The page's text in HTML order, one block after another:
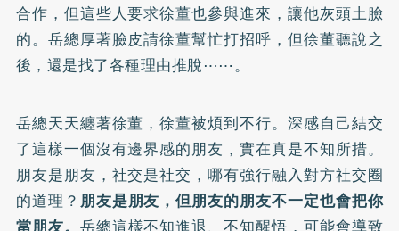
合作，但這些人要求徐董也參與進來，讓他灰頭土臉
的。岳總厚著臉皮請徐董幫忙打招呼，但徐董聽說之
後，還是找了各種理由推脫⋯⋯。
岳總天天纏著徐董，徐董被煩到不行。深感自己結交
了這樣一個沒有邊界感的朋友，實在真是不知所措。
朋友是朋友，社交是社交，哪有強行融入對方社交圈
的道理？朋友是朋友，但朋友的朋友不一定也會把你